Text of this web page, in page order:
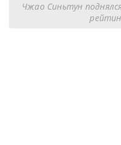
Чжао Синьтун